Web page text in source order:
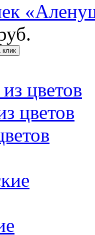
клик
цветов
цветов